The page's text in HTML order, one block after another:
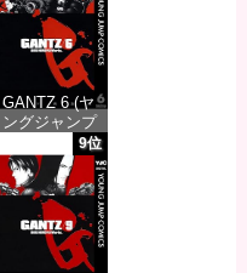
価格：¥100
GANTZ 6 (ヤ
ングジャンプ
コミックス
DIGITAL)
価格：¥100
9位